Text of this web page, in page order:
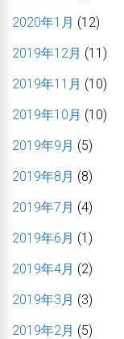
2020年1月 (12)
2019年12月 (11)
2019年11月 (10)
2019年10月 (10)
2019年9月 (5)
2019年8月 (8)
2019年7月 (4)
2019年6月 (1)
2019年4月 (2)
2019年3月 (3)
2019年2月 (5)